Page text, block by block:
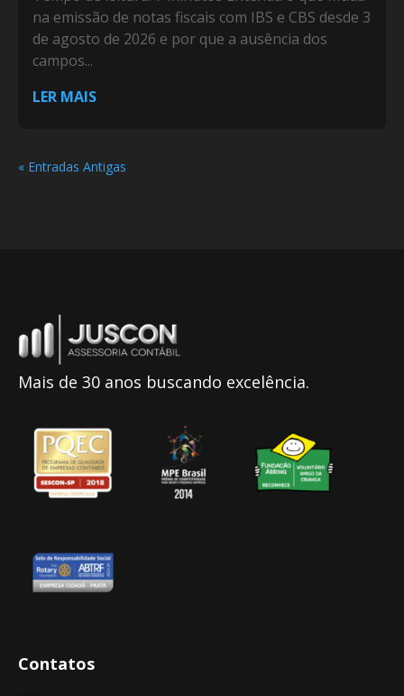
na emissão de notas fiscais com IBS e CBS desde 3
de agosto de 2026 e por que a ausência dos
campos...
LER MAIS
« Entradas Antigas
Mais de 30 anos buscando excelência.
Contatos